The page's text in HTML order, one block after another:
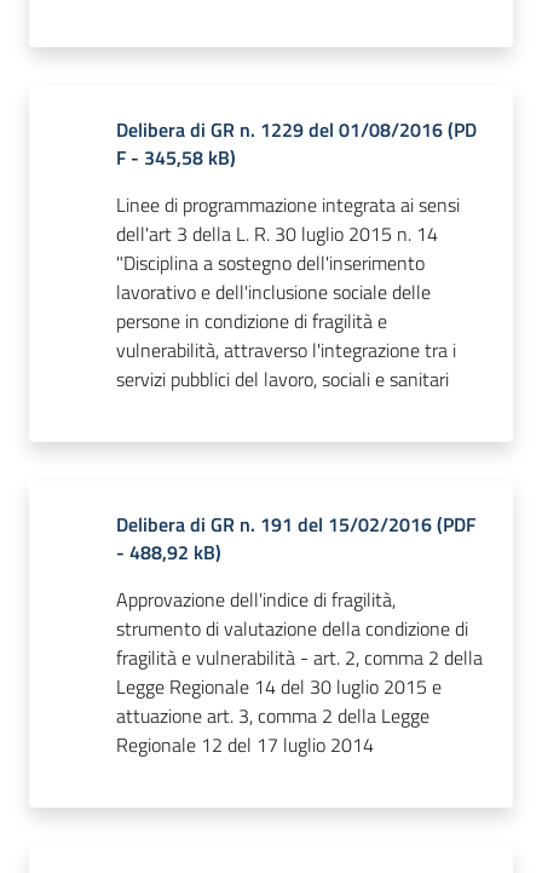
Delibera di GR n. 1229 del 01/08/2016(PD
F - 345,58 kB)
Linee di programmazione integrata ai sensi
dell'art 3 della L. R. 30 luglio 2015 n. 14
"Disciplina a sostegno dell'inserimento
lavorativo e dell'inclusione sociale delle
persone in condizione di fragilità e
vulnerabilità, attraverso l'integrazione tra i
servizi pubblici del lavoro, sociali e sanitari
Delibera di GR n. 191 del 15/02/2016(PDF
- 488,92 kB)
Approvazione dell'indice di fragilità,
strumento di valutazione della condizione di
fragilità e vulnerabilità - art. 2, comma 2 della
Legge Regionale 14 del 30 luglio 2015 e
attuazione art. 3, comma 2 della Legge
Regionale 12 del 17 luglio 2014